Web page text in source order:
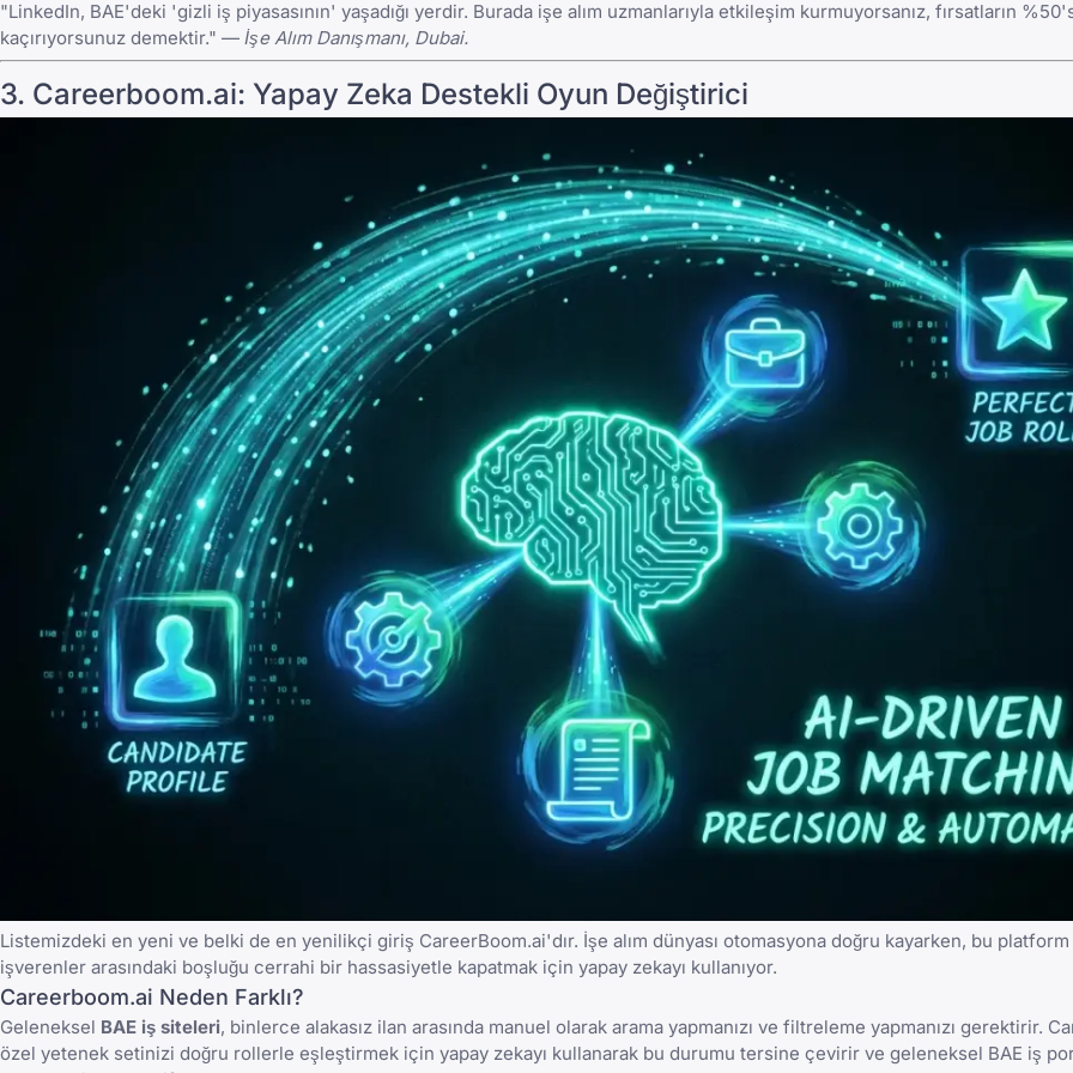
"LinkedIn, BAE'deki 'gizli iş piyasasının' yaşadığı yerdir. Burada işe alım uzmanlarıyla etkileşim kurmuyorsanız, fırsatların
kaçırıyorsunuz demektir." — İşe Alım Danışmanı, Dubai.
3. Careerboom.ai: Yapay Zeka Destekli Oyun Değiştirici
Listemizdeki en yeni ve belki de en yenilikçi giriş CareerBoom.ai'dır. İşe alım dünyası otomasyona doğru kayarken, bu
işverenler arasındaki boşluğu cerrahi bir hassasiyetle kapatmak için yapay zekayı kullanıyor.
Careerboom.ai Neden Farklı?
Geleneksel BAE iş siteleri, binlerce alakasız ilan arasında manuel olarak arama yapmanızı ve filtreleme yapmanızı gerektirir.
özel yetenek setinizi doğru rollerle eşleştirmek için yapay zekayı kullanarak bu durumu tersine çevirir ve geleneksel BAE iş